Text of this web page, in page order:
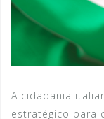
A cidadania
estratégico para